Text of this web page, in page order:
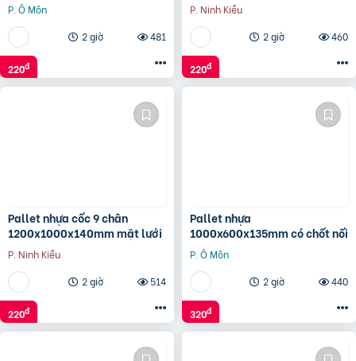
P. Ô Môn
2 giờ
481
220đ
P. Ninh Kiều
2 giờ
460
220đ
Pallet nhựa cốc 9 chân
1200x1000x140mm mặt lưới
P. Ninh Kiều
2 giờ
514
220đ
Pallet nhựa
1000x600x135mm có chốt nối
P. Ô Môn
2 giờ
440
320đ